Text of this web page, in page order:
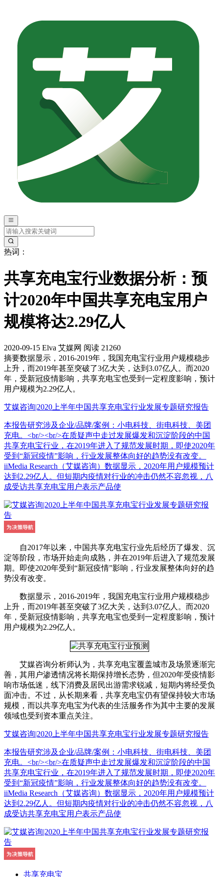
热词：
共享充电宝行业数据分析：预
计2020年中国共享充电宝用户
规模将达2.29亿人
2020-09-15 Elva 艾媒网 阅读 21260
摘要数据显示，2016-2019年，我国充电宝行业用户规模稳步
上升，而2019年甚至突破了3亿大关，达到3.07亿人。而2020
年，受新冠疫情影响，共享充电宝也受到一定程度影响，预计
用户规模为2.29亿人。
艾媒咨询|2020上半年中国共享充电宝行业发展专题研究报告
本报告研究涉及企业/品牌/案例：小电科技、街电科技、美团
充电。<br/><br/>在质疑声中走过发展爆发和沉淀阶段的中国
共享充电宝行业，在2019年进入了规范发展时期，即使2020年
受到“新冠疫情”影响，行业发展整体向好的趋势没有改变。
iiMedia Research（艾媒咨询）数据显示，2020年用户规模预计
达到2.29亿人。但短期内疫情对行业的冲击仍然不容忽视，八
成受访共享充电宝用户表示产品使
自2017年以来，中国共享充电宝行业先后经历了爆发、沉
淀等阶段，市场开始走向成熟，并在2019年后进入了规范发展
期。即使2020年受到“新冠疫情”影响，行业发展整体向好的趋
势没有改变。
数据显示，2016-2019年，我国充电宝行业用户规模稳步
上升，而2019年甚至突破了3亿大关，达到3.07亿人。而2020
年，受新冠疫情影响，共享充电宝也受到一定程度影响，预计
用户规模为2.29亿人。
艾媒咨询分析师认为，共享充电宝覆盖城市及场景逐渐完
善，其用户渗透情况将长期保持增长态势，但2020年受疫情影
响市场低迷，线下消费及居民出游需求锐减，短期内将经受负
面冲击。不过，从长期来看，共享充电宝仍有望保持较大市场
规模，而以共享充电宝为代表的生活服务作为其中主要的发展
领域也受到资本重点关注。
艾媒咨询|2020上半年中国共享充电宝行业发展专题研究报告
本报告研究涉及企业/品牌/案例：小电科技、街电科技、美团
充电。<br/><br/>在质疑声中走过发展爆发和沉淀阶段的中国
共享充电宝行业，在2019年进入了规范发展时期，即使2020年
受到“新冠疫情”影响，行业发展整体向好的趋势没有改变。
iiMedia Research（艾媒咨询）数据显示，2020年用户规模预计
达到2.29亿人。但短期内疫情对行业的冲击仍然不容忽视，八
成受访共享充电宝用户表示产品使
共享充电宝